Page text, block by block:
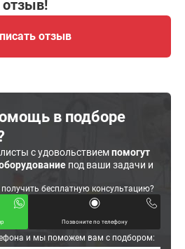
отзыв!
отзыв
в подборе
с удовольствиемпомогут
под ваши задачи и
бесплатную консультацию?
Позвоните по телефону
и мы поможем вам с подбором: